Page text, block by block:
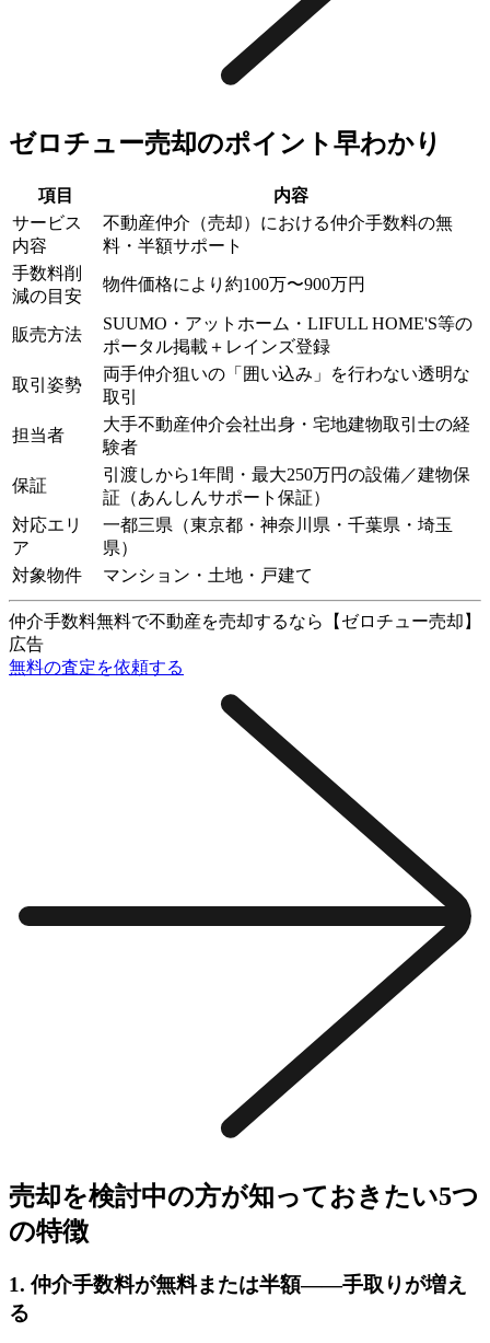
ゼロチュー売却のポイント早わかり
項目
内容
サービス
内容
不動産仲介（売却）における仲介手数料の無
料・半額サポート
手数料削
減の目安
物件価格により約100万〜900万円
販売方法
SUUMO・アットホーム・LIFULL HOME'S等の
ポータル掲載＋レインズ登録
取引姿勢
両手仲介狙いの「囲い込み」を行わない透明な
取引
担当者
大手不動産仲介会社出身・宅地建物取引士の経
験者
保証
引渡しから1年間・最大250万円の設備／建物保
証（あんしんサポート保証）
対応エリ
ア
一都三県（東京都・神奈川県・千葉県・埼玉
県）
対象物件
マンション・土地・戸建て
仲介手数料無料で不動産を売却するなら【ゼロチュー売却】
広告
無料の査定を依頼する
売却を検討中の方が知っておきたい5つ
の特徴
1. 仲介手数料が無料または半額——手取りが増え
る